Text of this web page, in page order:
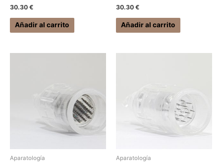
30.30 €
Añadir al carrito
30.30 €
Añadir al carrito
Aparatología Aparatología